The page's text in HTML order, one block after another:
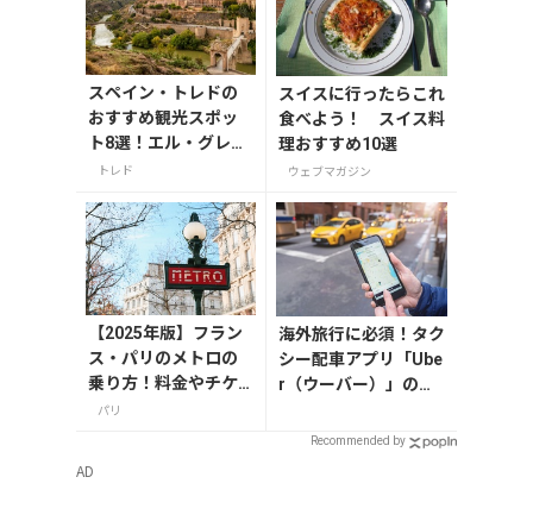
スペイン・トレドの
おすすめ観光スポッ
ト8選！エル・グレコ
の傑作や古都の魅力
トレド
スイスに行ったらこれ
食べよう！ スイス料
理おすすめ10選
ウェブマガジン
【2025年版】フラン
ス・パリのメトロの
乗り方！料金やチケ
ットの種類、注意点
パリ
海外旅行に必須！タク
シー配車アプリ「Ube
r（ウーバー）」の登
Recommended by
AD